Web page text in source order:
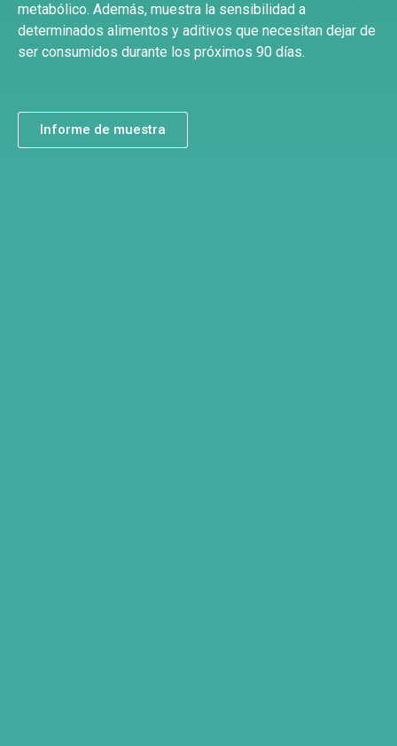
metabólico. Además, muestra la sensibilidad a
determinados alimentos y aditivos que necesitan dejar de
ser consumidos durante los próximos 90 días.
Informe de muestra